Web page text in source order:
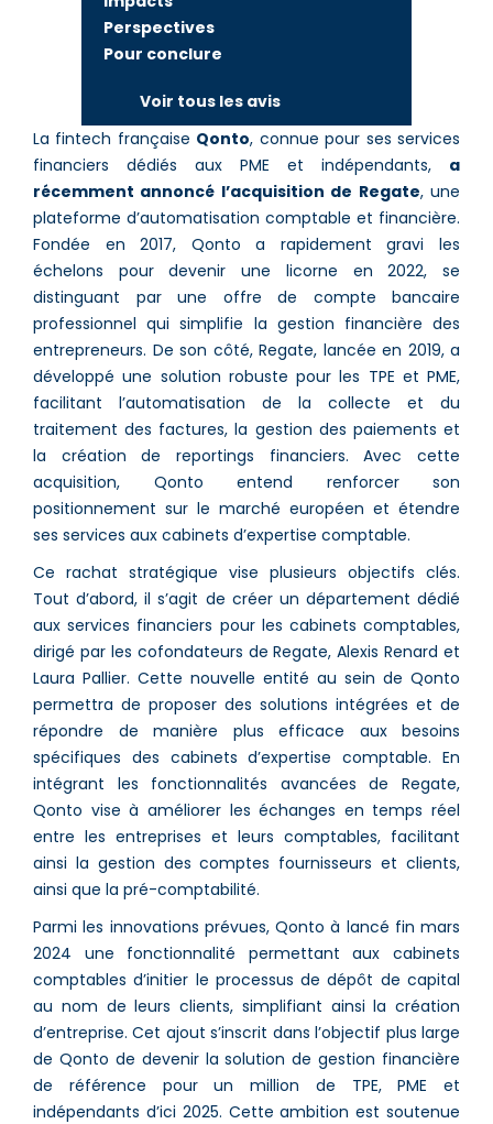
Perspectives
Pour conclure
Voir tous les avis
La fintech française Qonto, connue pour ses services
financiers dédiés aux PME et indépendants, a
récemment annoncé l’acquisition de Regate, une
plateforme d’automatisation comptable et financière.
Fondée en 2017, Qonto a rapidement gravi les
échelons pour devenir une licorne en 2022, se
distinguant par une offre de compte bancaire
professionnel qui simplifie la gestion financière des
entrepreneurs. De son côté, Regate, lancée en 2019, a
développé une solution robuste pour les TPE et PME,
facilitant l’automatisation de la collecte et du
traitement des factures, la gestion des paiements et
la création de reportings financiers. Avec cette
acquisition, Qonto entend renforcer son
positionnement sur le marché européen et étendre
ses services aux cabinets d’expertise comptable.
Ce rachat stratégique vise plusieurs objectifs clés.
Tout d’abord, il s’agit de créer un département dédié
aux services financiers pour les cabinets comptables,
dirigé par les cofondateurs de Regate, Alexis Renard et
Laura Pallier. Cette nouvelle entité au sein de Qonto
permettra de proposer des solutions intégrées et de
répondre de manière plus efficace aux besoins
spécifiques des cabinets d’expertise comptable. En
intégrant les fonctionnalités avancées de Regate,
Qonto vise à améliorer les échanges en temps réel
entre les entreprises et leurs comptables, facilitant
ainsi la gestion des comptes fournisseurs et clients,
ainsi que la pré-comptabilité.
Parmi les innovations prévues, Qonto à lancé fin mars
2024 une fonctionnalité permettant aux cabinets
comptables d’initier le processus de dépôt de capital
au nom de leurs clients, simplifiant ainsi la création
d’entreprise. Cet ajout s’inscrit dans l’objectif plus large
de Qonto de devenir la solution de gestion financière
de référence pour un million de TPE, PME et
indépendants d’ici 2025. Cette ambition est soutenue